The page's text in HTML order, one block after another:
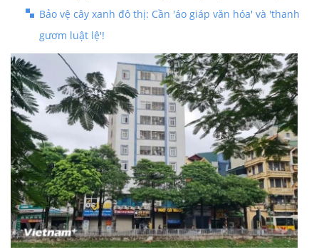
Bảo vệ cây xanh đô thị: Cần 'áo giáp văn hóa' và 'thanh
gươm luật lệ'!